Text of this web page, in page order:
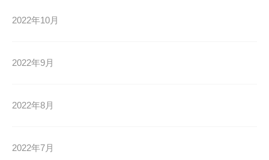
2022年10月
2022年9月
2022年8月
2022年7月